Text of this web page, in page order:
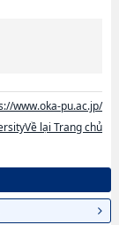
www.oka-pu.ac.jp/
lại Trang chủ